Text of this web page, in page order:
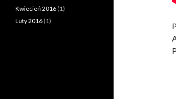
Kwiecień 2016 (1)
Luty 2016 (1)